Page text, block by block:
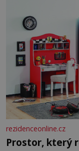
rezidenceonline.cz
Prostor, který